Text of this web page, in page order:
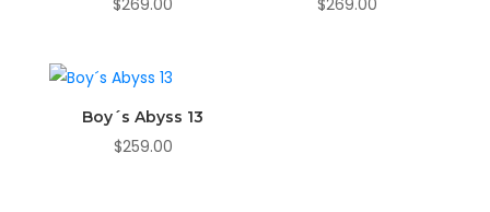
$269.00 $269.00
Boy´s Abyss 13
$259.00